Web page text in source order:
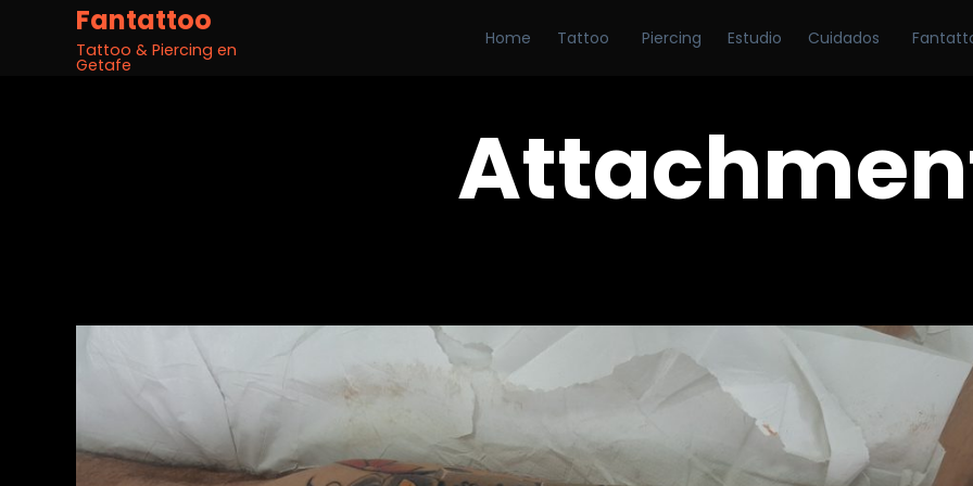
Fantattoo
Tattoo & Piercing en
Getafe
Home Tattoo Piercing Estudio Cuidados